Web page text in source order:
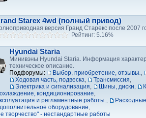
Starex 4wd (полный привод)
версия Гранд Старекс после 2007
Рейтинг: 5.16%
Hyundai Staria
Минивэны Hyundai Staria. Информация
техническое описание.
Подфорумы:
Выбор, приобретение, отзывы.,
Ходовая часть, подвеска, Трансмиссия,
Электрика и сигнализация, Шины, диски,
кондиционирование,
и регламентные работы.,
оборудование,
творчество" - нестандартные работы